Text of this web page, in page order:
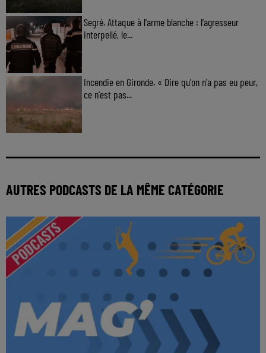
Segré. Attaque à l'arme blanche : l'agresseur
interpellé, le...
Incendie en Gironde. « Dire qu'on n'a pas eu peur,
ce n'est pas...
AUTRES PODCASTS DE LA MÊME CATÉGORIE